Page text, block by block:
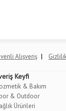
Alışveriş |
Keyfi
& Bakım
& Outdoor
Ürünleri